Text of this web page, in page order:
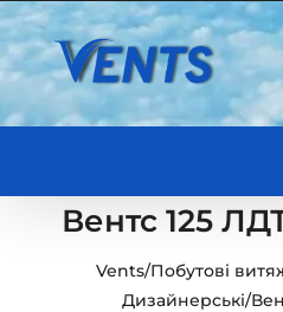
Skip
to
content
Вентс 125
Vents/Побутові
Дизайнерські/